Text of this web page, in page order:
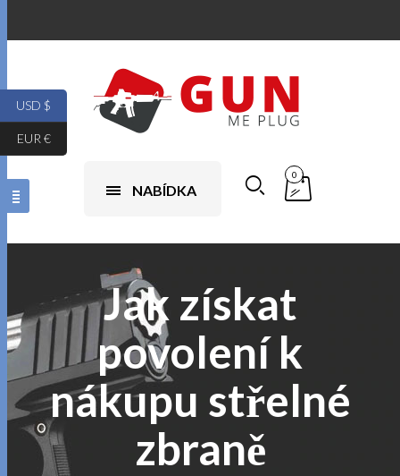
NABÍDKA
0
Jak získat
povolení k
nákupu střelné
zbraně
USD $
EUR €